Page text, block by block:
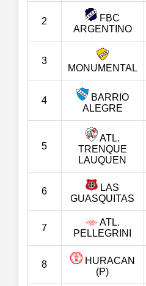
2
FBC
ARGENTINO
3
MONUMENTAL
4
BARRIO
ALEGRE
5
ATL.
TRENQUE
LAUQUEN
6
LAS
GUASQUITAS
7
ATL.
PELLEGRINI
8
HURACAN
(P)